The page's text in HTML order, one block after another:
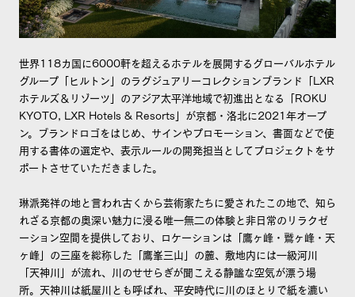
世界118カ国に6000軒を超えるホテルを展開するグローバルホテル
グループ「ヒルトン」のラグジュアリーコレクションブランド「LXR
ホテルズ＆リゾーツ」のアジア太平洋地域で初進出となる「ROKU
KYOTO, LXR Hotels & Resorts」が京都・洛北に2021年オープ
ン。ブランドロゴをはじめ、サインやプロモーション、書面などで使
用する書体の選定や、表示ルールの開発担当としてプロジェクトをサ
ポートさせていただきました。
琳派発祥の地と言われ古くから芸術家たちに愛されたこの地で、知ら
れざる京都の奥深い魅力に浸る唯一無二の体験と非日常のリラクゼ
ーション空間を提供しており、ロケーションは「鷹ヶ峰・鷲ヶ峰・天
ヶ峰」の三座を総称した「鷹峯三山」の麓、敷地内には一級河川
「天神川」が流れ、川のせせらぎが聞こえる静謐な空気が漂う場
所。天神川は紙屋川とも呼ばれ、平安時代に川のほとりで紙を漉い